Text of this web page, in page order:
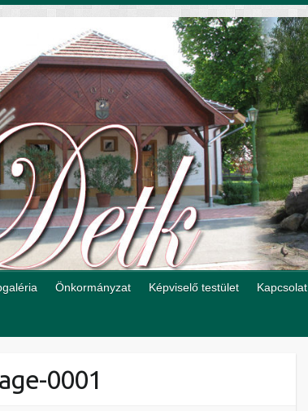
Önkormányzat Képviselő testület Kapcsolat
0001